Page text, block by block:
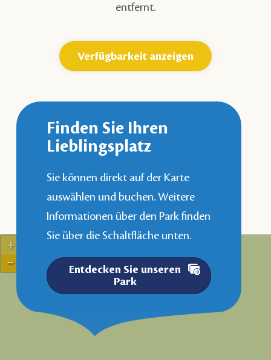
entfernt.
Verfügbarkeit anzeigen
Finden Sie Ihren
Lieblingsplatz
Sie können direkt auf der Karte
auswählen und buchen. Weitere
Informationen über den Park finden
Sie über die Schaltfläche unten.
Entdecken Sie unseren
Park
+
−